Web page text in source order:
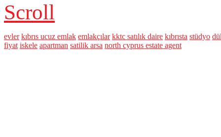
Scroll
evler kıbrıs ucuz emlak emlakçılar kktc satılık daire kıbrısta stüdyo
fiyat iskele apartman satilik arsa north cyprus estate agent